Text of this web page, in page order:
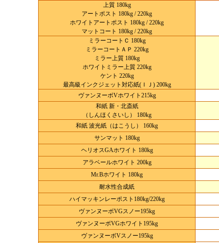
上質 180kg
アートポスト 180kg / 220kg
ホワイトアートポスト 180kg / 220kg
マットコート 180kg / 220kg
ミラーコートＣ 180kg
ミラーコートＡＰ 220kg
ミラー上質 180kg
ホワイトミラー上質 220kg
ケント 220kg
最高級インクジェット対応紙(ＩＪ) 200kg
ヴァンヌーボVホワイト215kg
和紙 新・北斎紙
（しんほくさいし） 180kg
和紙 波光紙（はこうし） 160kg
サンマット 180kg
ヘリオスGAホワイト 180kg
アラベールホワイト 200kg
Mr.Bホワイト 180kg
耐水性合成紙
ハイマッキンレーポスト180kg/220kg
ヴァンヌーボVGスノー195kg
ヴァンヌーボVGホワイト195kg
ヴァンヌーボVスノー195kg